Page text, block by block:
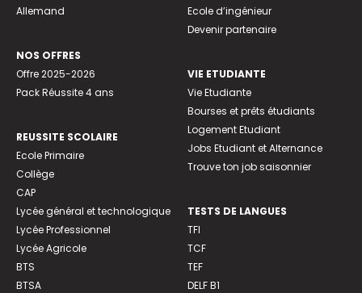
Allemand
NOS OFFRES
Offre 2025-2026
Pack Réussite 4 ans
REUSSITE SCOLAIRE
Ecole Primaire
Collège
CAP
Lycée général et technologique
Lycée Professionnel
Lycée Agricole
BTS
BTSA
Ecole d’ingénieur
Devenir partenaire
VIE ETUDIANTE
Vie Etudiante
Bourses et prêts étudiants
Logement Etudiant
Jobs Etudiant et Alternance
Trouve ton job saisonnier
TESTS DE LANGUES
TFI
TCF
TEF
DELF B1